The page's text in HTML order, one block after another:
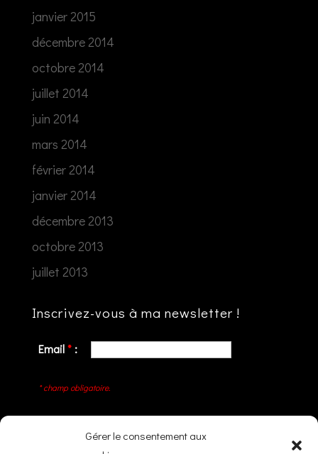
Gérer le consentement aux
janvier 2015
décembre 2014
octobre 2014
juillet 2014
juin 2014
mars 2014
février 2014
janvier 2014
décembre 2013
octobre 2013
juillet 2013
Inscrivez-vous à ma newsletter !
Email* :
* champ obligatoire.